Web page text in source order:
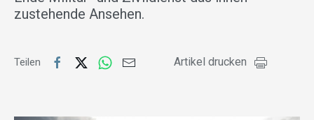
zustehende Ansehen.
Teilen Artikel drucken